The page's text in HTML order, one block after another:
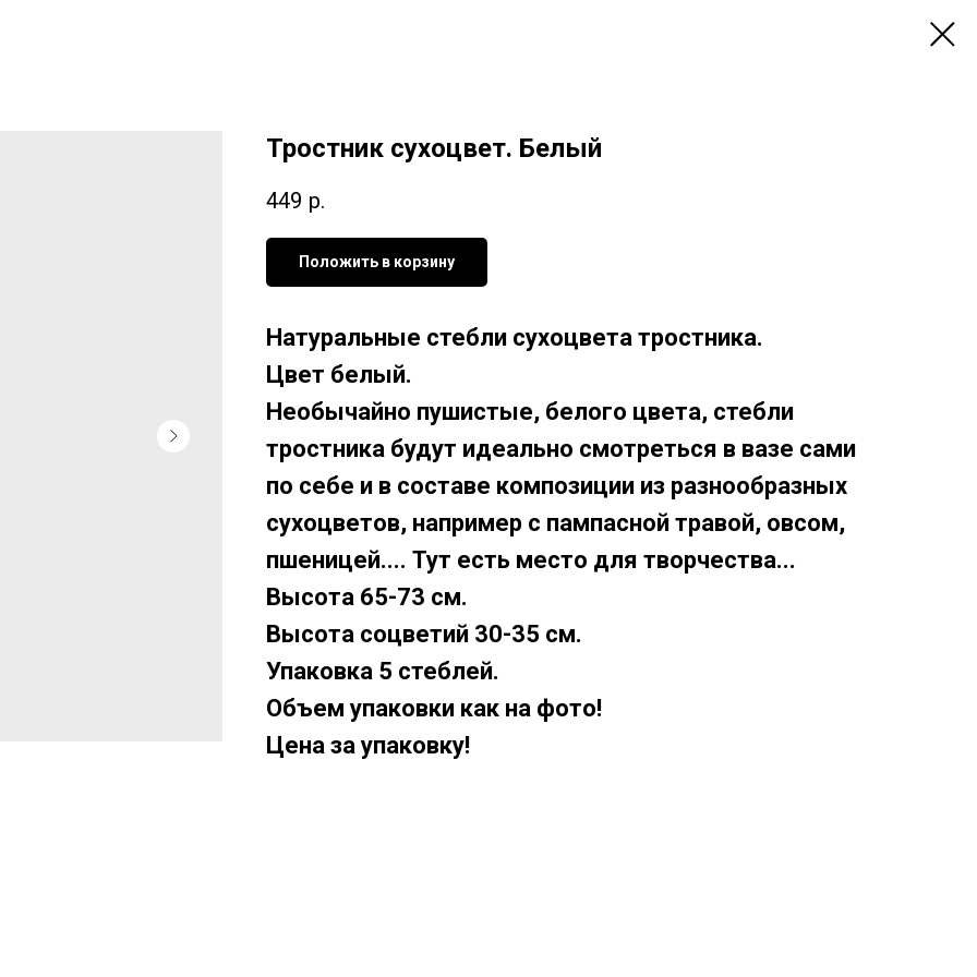
Тростник сухоцвет. Белый
449 р.
Положить в корзину
Натуральные стебли сухоцвета тростника.
Цвет белый.
Необычайно пушистые, белого цвета, стебли
тростника будут идеально смотреться в вазе сами
по себе и в составе композиции из разнообразных
сухоцветов, например с пампасной травой, овсом,
пшеницей.... Тут есть место для творчества...
Высота 65-73 см.
Высота соцветий 30-35 см.
Упаковка 5 стеблей.
Объем упаковки как на фото!
Цена за упаковку!